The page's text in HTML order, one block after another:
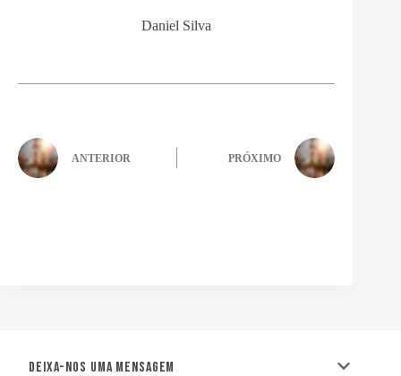
Daniel Silva
ANTERIOR PRÓXIMO
Deixa-nos uma mensagem